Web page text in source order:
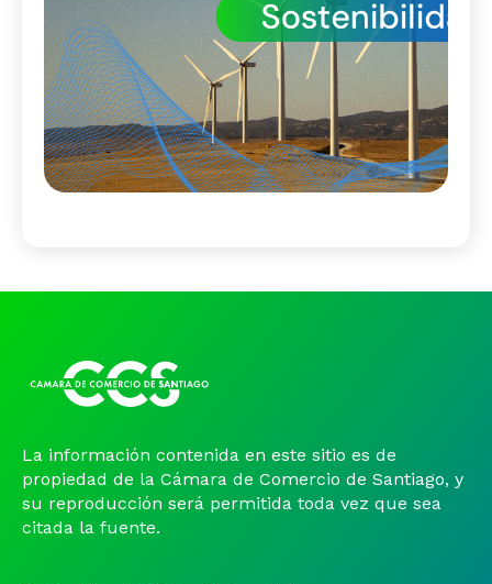
La información contenida en este sitio es de
propiedad de la Cámara de Comercio de Santiago, y
su reproducción será permitida toda vez que sea
citada la fuente.